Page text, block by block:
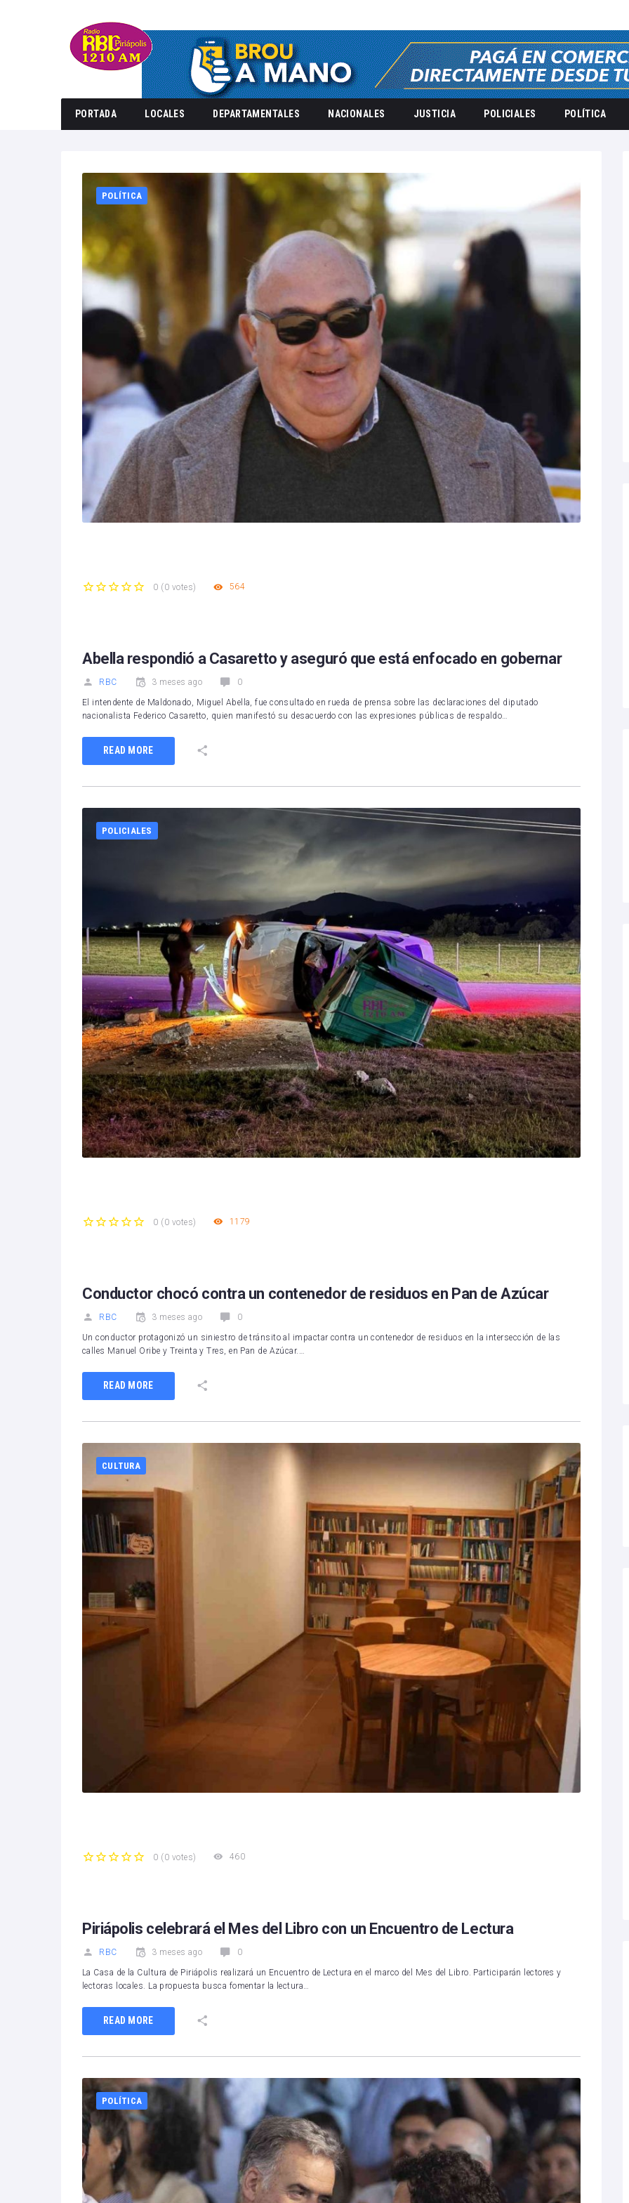
PORTADA LOCALES DEPARTAMENTALES NACIONALES JUSTICIA POLICIALES POLÍTICA
2026 mayo 18
POLÍTICA
0 ( 0 votes) 564
Abella respondió a Casaretto y aseguró que está enfocado en gobernar
RBC 3 meses ago 0
El intendente de Maldonado, Miguel Abella, fue consultado en rueda de prensa sobre las declaraciones del diputado
nacionalista Federico Casaretto, quien manifestó su desacuerdo con las expresiones públicas de respaldo…
READ MORE
POLICIALES
0 (0 votes) 1179
Conductor chocó contra un contenedor de residuos en Pan de Azúcar
RBC 3 meses ago 0
Un conductor protagonizó un siniestro de tránsito al impactar contra un contenedor de residuos en la intersección de las
calles Manuel Oribe y Treinta y Tres, en Pan de Azúcar.…
READ MORE
CULTURA
0 (0 votes) 460
Piriápolis celebrará el Mes del Libro con un Encuentro de Lectura
RBC 3 meses ago 0
La Casa de la Cultura de Piriápolis realizará un Encuentro de Lectura en el marco del Mes del Libro. Participarán lectores y
lectoras locales. La propuesta busca fomentar la lectura…
READ MORE
POLÍTICA